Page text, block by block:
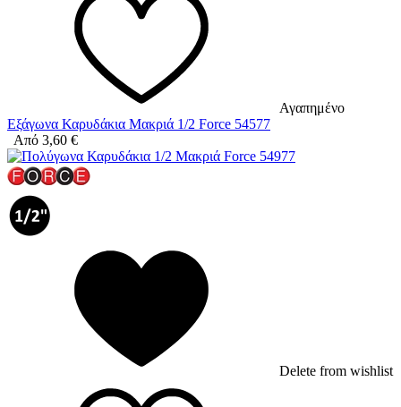
Αγαπημένο
Εξάγωνα Καρυδάκια Μακριά 1/2 Force 54577
Από 3,60 €
Delete from wishlist